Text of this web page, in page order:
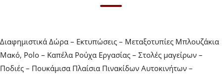
Διαφημιστικά Δώρα – Εκτυπώσεις – Μεταξοτυπίες Μπλουζάκια
Μακό, Polo – Καπέλα Ρούχα Εργασίας – Στολές μαγείρων –
Ποδιές – Πουκάμισα Πλαίσια Πινακίδων Αυτοκινήτων –